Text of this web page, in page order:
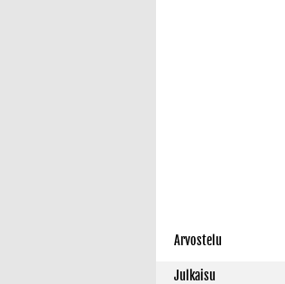
Arvostelu
Julkaisu